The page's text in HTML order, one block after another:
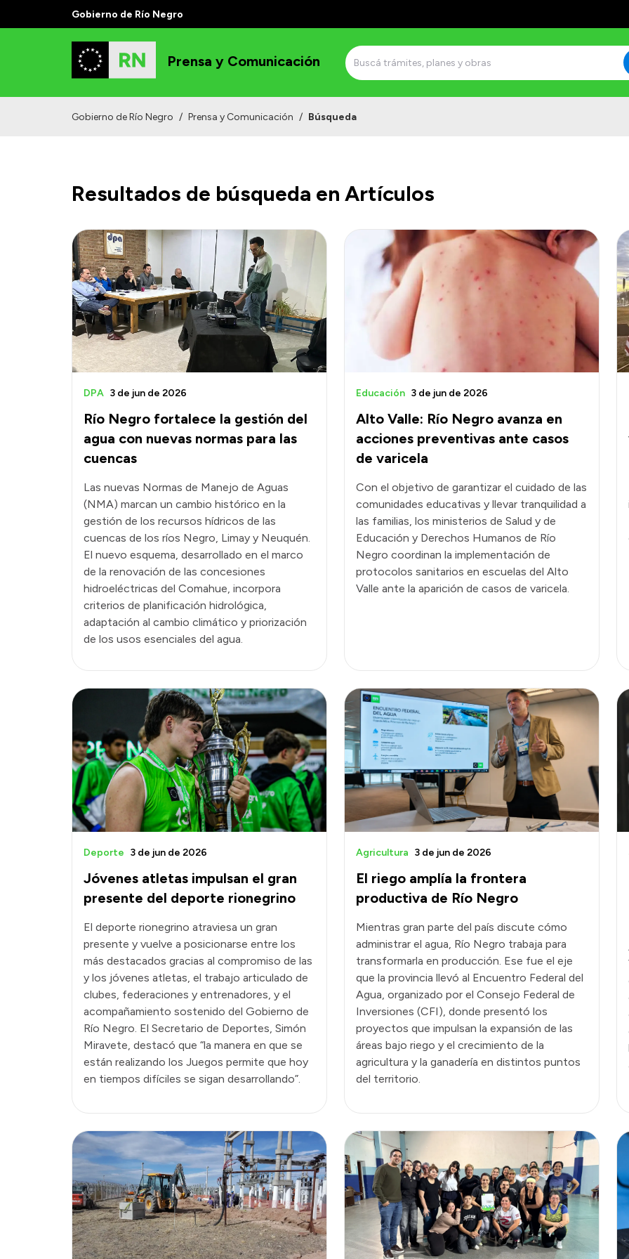
Gobierno de Río Negro
Prensa y Comunicación
Gobierno de Río Negro / Prensa y Comunicación / Búsqueda
Resultados de búsqueda en Artículos
Río Negro fortalece la gestión del
agua con nuevas normas para las
cuencas
DPA 3 de jun de 2026
Las nuevas Normas de Manejo de Aguas
(NMA) marcan un cambio histórico en la
gestión de los recursos hídricos de las
cuencas de los ríos Negro, Limay y Neuquén.
El nuevo esquema, desarrollado en el marco
de la renovación de las concesiones
hidroeléctricas del Comahue, incorpora
criterios de planificación hidrológica,
adaptación al cambio climático y priorización
de los usos esenciales del agua.
Alto Valle: Río Negro avanza en
acciones preventivas ante casos
de varicela
Educación 3 de jun de 2026
Con el objetivo de garantizar el cuidado de las
comunidades educativas y llevar tranquilidad a
las familias, los ministerios de Salud y de
Educación y Derechos Humanos de Río
Negro coordinan la implementación de
protocolos sanitarios en escuelas del Alto
Valle ante la aparición de casos de varicela.
Jóvenes atletas impulsan el gran
presente del deporte rionegrino
Deporte 3 de jun de 2026
El deporte rionegrino atraviesa un gran
presente y vuelve a posicionarse entre los
más destacados gracias al compromiso de las
y los jóvenes atletas, el trabajo articulado de
clubes, federaciones y entrenadores, y el
acompañamiento sostenido del Gobierno de
Río Negro. El Secretario de Deportes, Simón
Miravete, destacó que “la manera en que se
están realizando los Juegos permite que hoy
en tiempos difíciles se sigan desarrollando”.
El riego amplía la frontera
productiva de Río Negro
Agricultura 3 de jun de 2026
Mientras gran parte del país discute cómo
administrar el agua, Río Negro trabaja para
transformarla en producción. Ese fue el eje
que la provincia llevó al Encuentro Federal del
Agua, organizado por el Consejo Federal de
Inversiones (CFI), donde presentó los
proyectos que impulsan la expansión de las
áreas bajo riego y el crecimiento de la
agricultura y la ganadería en distintos puntos
del territorio.